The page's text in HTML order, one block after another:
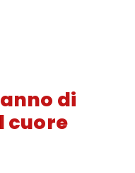
di
cuore